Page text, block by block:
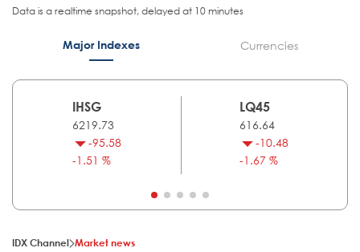
Data is a realtime snapshot, delayed at 10 minutes
Major Indexes Currencies
IHSG
6219.73
-95.58
-1.51 %
LQ45
616.64
-10.48
-1.67 %
IDX Channel Market news